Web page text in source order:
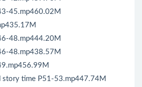
45.mp460.02M
48.mp444.20M
48.mp438.57M
story time P51-53.mp447.74M